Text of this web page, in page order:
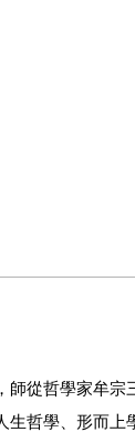
從哲學家牟
哲學、形而